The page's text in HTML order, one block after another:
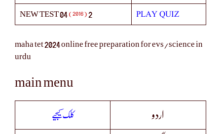
NEW TEST 04 (2016) 2 PLAY QUIZ
maha tet 2024 online free preparation for evs/science in
urdu
main menu
کلک کیجیے اردو